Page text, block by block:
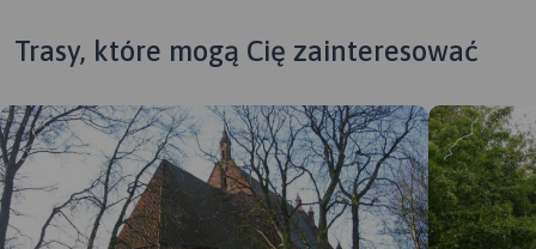
Trasy, które mogą Cię zainteresować